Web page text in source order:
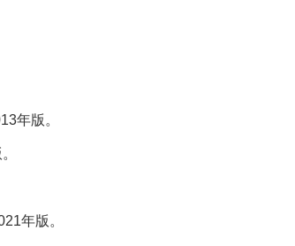
年版。
年版。